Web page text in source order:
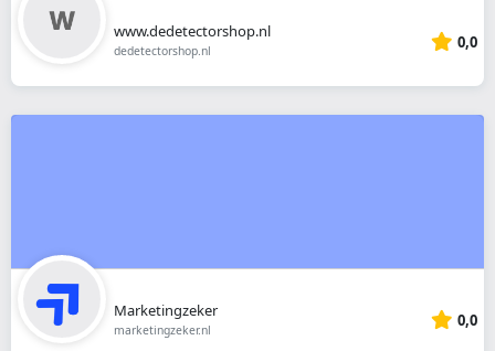
www.dedetectorshop.nl
dedetectorshop.nl 0,0
Marketingzeker
marketingzeker.nl 0,0